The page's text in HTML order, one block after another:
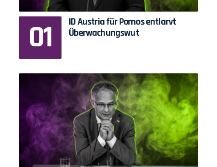
ID Austria für Pornos entlarvt
Überwachungswut